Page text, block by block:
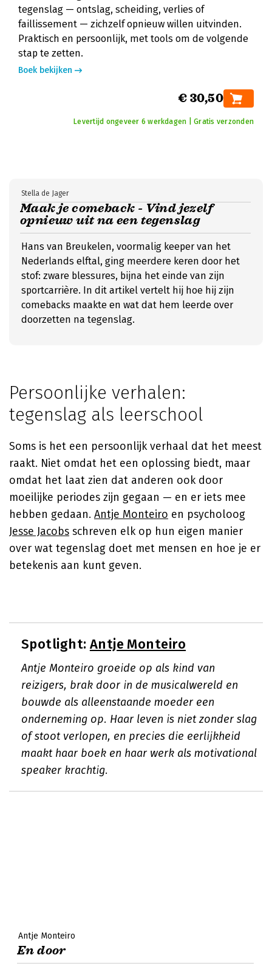
tegenslag — ontslag, scheiding, verlies of
faillissement — zichzelf opnieuw willen uitvinden.
Praktisch en persoonlijk, met tools om de volgende
stap te zetten.
Boek bekijken
€ 30,50
Levertijd ongeveer 6 werkdagen | Gratis verzonden
Maak je comeback - Vind jezelf
opnieuw uit na een tegenslag
Stella de Jager
Hans van Breukelen, voormalig keeper van het
Nederlands elftal, ging meerdere keren door het
stof: zware blessures, bijna het einde van zijn
sportcarrière. In dit artikel vertelt hij hoe hij zijn
comebacks maakte en wat dat hem leerde over
doorzetten na tegenslag.
Persoonlijke verhalen:
tegenslag als leerschool
Soms is het een persoonlijk verhaal dat het meest
raakt. Niet omdat het een oplossing biedt, maar
omdat het laat zien dat anderen ook door
moeilijke periodes zijn gegaan — en er iets mee
hebben gedaan. Antje Monteiro en psycholoog
Jesse Jacobs schreven elk op hun eigen manier
over wat tegenslag doet met mensen en hoe je er
betekenis aan kunt geven.
Spotlight: Antje Monteiro
Antje Monteiro groeide op als kind van
reizigers, brak door in de musicalwereld en
bouwde als alleenstaande moeder een
onderneming op. Haar leven is niet zonder slag
of stoot verlopen, en precies die eerlijkheid
maakt haar boek en haar werk als motivational
speaker krachtig.
Antje Monteiro
En door